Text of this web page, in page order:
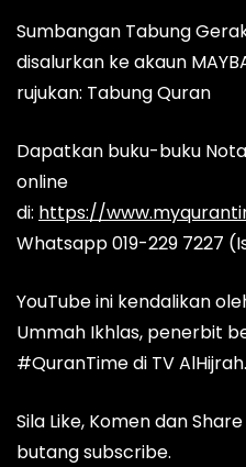
Sumbangan Tabung
disalurkan ke akaun
rujukan: Tabung Quran
Dapatkan buku-buku
online
di: https://
Whatsapp 019-229 7227
YouTube ini kendalikan
Ummah Ikhlas, penerbit
#QuranTime di TV AlHijrah.
Sila Like, Komen dan
butang subscribe.